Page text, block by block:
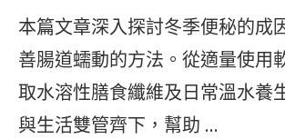
本篇文章深入探討冬季便秘的成
善腸道蠕動的方法。從適量使用
取水溶性膳食纖維及日常溫水養
與生活雙管齊下，幫助 …